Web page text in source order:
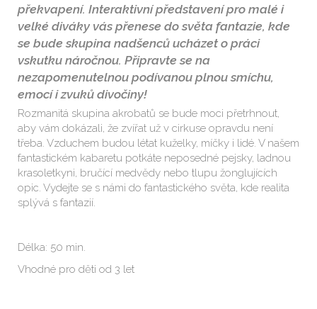
překvapení. Interaktivní představení pro malé i
velké diváky vás přenese do světa fantazie, kde
se bude skupina nadšenců ucházet o práci
vskutku náročnou. Připravte se na
nezapomenutelnou podívanou plnou smíchu,
emocí i zvuků divočiny!
Rozmanitá skupina akrobatů se bude moci přetrhnout,
aby vám dokázali, že zvířat už v cirkuse opravdu není
třeba. Vzduchem budou létat kuželky, míčky i lidé. V našem
fantastickém kabaretu potkáte neposedné pejsky, ladnou
krasoletkyni, bručící medvědy nebo tlupu žonglujících
opic. Vydejte se s námi do fantastického světa, kde realita
splývá s fantazií.
Délka: 50 min.
Vhodné pro děti od 3 let